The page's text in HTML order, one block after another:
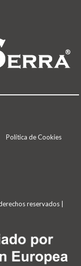
Política de Cookies
reservados |